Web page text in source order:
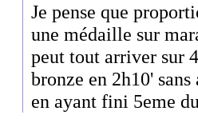
Je pense que
une médaille sur
peut tout arriver sur
bronze en 2h10'
en ayant fini 5eme